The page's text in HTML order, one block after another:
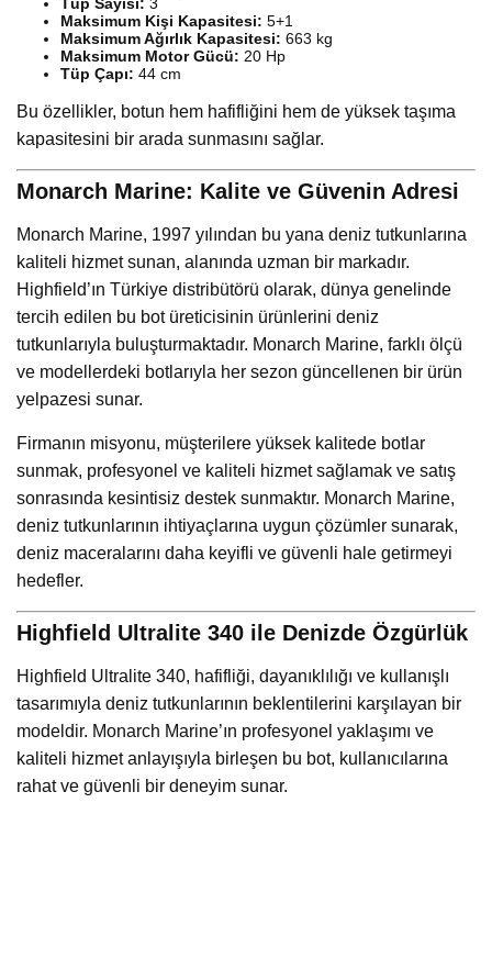
Maksimum Kişi Kapasitesi: 5+1
Maksimum Ağırlık Kapasitesi: 663 kg
Maksimum Motor Gücü: 20 Hp
Tüp Çapı: 44 cm
Bu özellikler, botun hem hafifliğini hem de yüksek taşıma
kapasitesini bir arada sunmasını sağlar.
Monarch Marine: Kalite ve Güvenin Adresi
Monarch Marine, 1997 yılından bu yana deniz tutkunlarına
kaliteli hizmet sunan, alanında uzman bir markadır.
Highfield’ın Türkiye distribütörü olarak, dünya genelinde
tercih edilen bu bot üreticisinin ürünlerini deniz
tutkunlarıyla buluşturmaktadır. Monarch Marine, farklı ölçü
ve modellerdeki botlarıyla her sezon güncellenen bir ürün
yelpazesi sunar.
Firmanın misyonu, müşterilere yüksek kalitede botlar
sunmak, profesyonel ve kaliteli hizmet sağlamak ve satış
sonrasında kesintisiz destek sunmaktır. Monarch Marine,
deniz tutkunlarının ihtiyaçlarına uygun çözümler sunarak,
deniz maceralarını daha keyifli ve güvenli hale getirmeyi
hedefler.
Highfield Ultralite 340 ile Denizde Özgürlük
Highfield Ultralite 340, hafifliği, dayanıklılığı ve kullanışlı
tasarımıyla deniz tutkunlarının beklentilerini karşılayan bir
modeldir. Monarch Marine’ın profesyonel yaklaşımı ve
kaliteli hizmet anlayışıyla birleşen bu bot, kullanıcılarına
rahat ve güvenli bir deneyim sunar.